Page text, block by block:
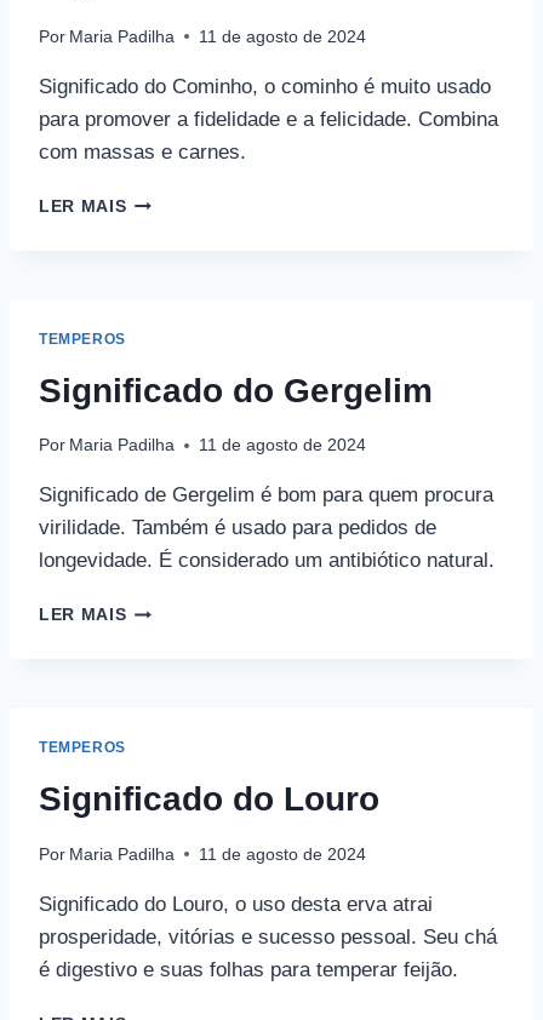
Por Maria Padilha 11 de agosto de 2024
Significado do Cominho, o cominho é muito usado
para promover a fidelidade e a felicidade. Combina
com massas e carnes.
LER MAISSIGNIFICADO
TEMPEROS
Significado do Gergelim
Por Maria Padilha 11 de agosto de 2024
Significado de Gergelim é bom para quem procura
virilidade. Também é usado para pedidos de
longevidade. É considerado um antibiótico natural.
LER MAISSIGNIFICADO
TEMPEROS
Significado do Louro
Por Maria Padilha 11 de agosto de 2024
Significado do Louro, o uso desta erva atrai
prosperidade, vitórias e sucesso pessoal. Seu chá
é digestivo e suas folhas para temperar feijão.